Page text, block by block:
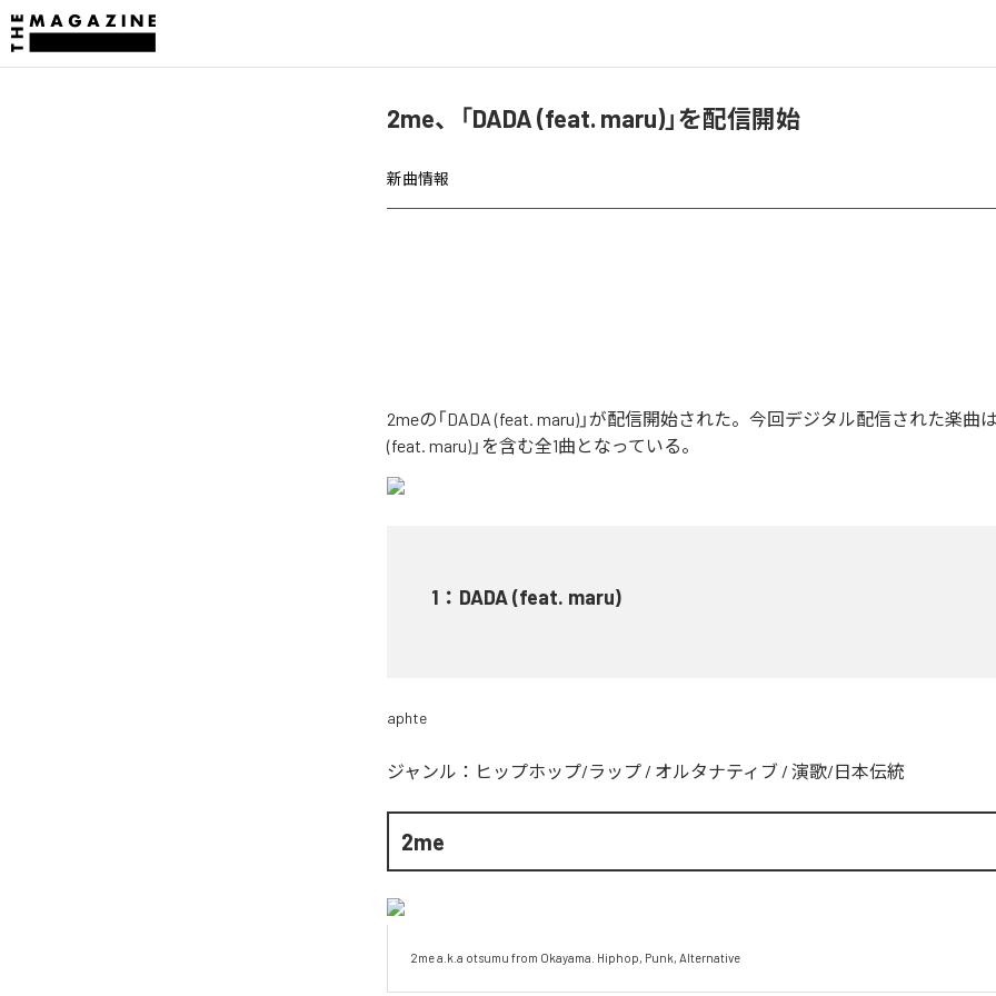
2me、「DADA (feat. maru)」を配信開始
新曲情報
2meの「DADA (feat. maru)」が配信開始された。今回デジタル配信された楽曲は
(feat. maru)」を含む全1曲となっている。
1 ： DADA (feat. maru)
aphte
ジャンル： ヒップホップ/ラップ / オルタナティブ / 演歌/日本伝統
2me
2me a.k.a otsumu from Okayama. Hiphop, Punk, Alternative